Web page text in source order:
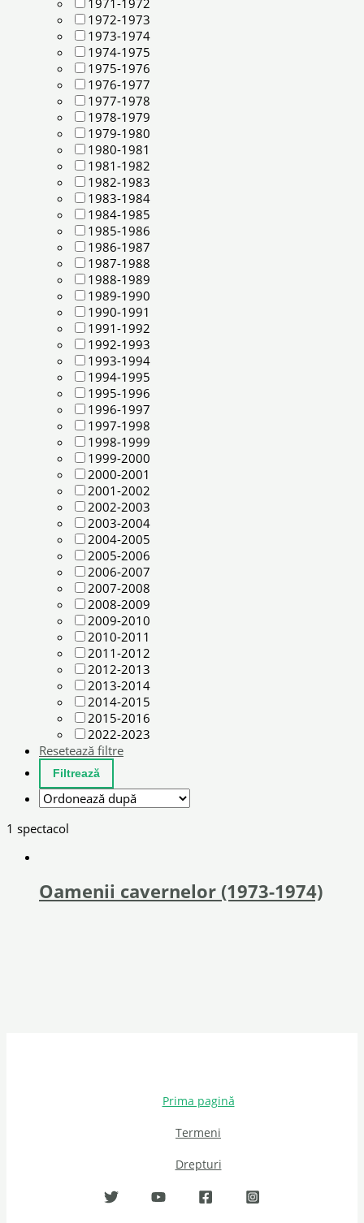
1971-1972
1972-1973
1973-1974
1974-1975
1975-1976
1976-1977
1977-1978
1978-1979
1979-1980
1980-1981
1981-1982
1982-1983
1983-1984
1984-1985
1985-1986
1986-1987
1987-1988
1988-1989
1989-1990
1990-1991
1991-1992
1992-1993
1993-1994
1994-1995
1995-1996
1996-1997
1997-1998
1998-1999
1999-2000
2000-2001
2001-2002
2002-2003
2003-2004
2004-2005
2005-2006
2006-2007
2007-2008
2008-2009
2009-2010
2010-2011
2011-2012
2012-2013
2013-2014
2014-2015
2015-2016
2022-2023
Resetează filtre
1 spectacol
Oamenii cavernelor (1973-1974)
Prima pagină
Termeni
Drepturi